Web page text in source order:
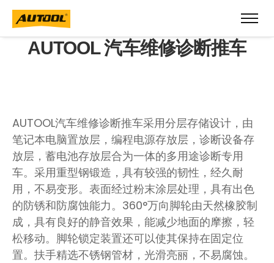
AUTOOL 汽车维修诊断推车
AUTOOL汽车维修诊断推车采用分层存储设计，由
笔记本电脑置放层，编程电源存放层，诊断设备存
放层，蓄电池存放层合为一体的多用途诊断专用
车。采用重型钢锻造，具有较强的韧性，经久耐
用，不易变形。表面经过粉末涂层处理，具有出色
的防锈和防腐蚀能力。360°万向脚轮由天然橡胶制
成，具有良好的静音效果，能减少地面的摩擦，轻
松移动。脚轮锁定装置还可以使其保持在固定位
置。扶手精选不锈钢管材，光滑亮丽，不易腐蚀。